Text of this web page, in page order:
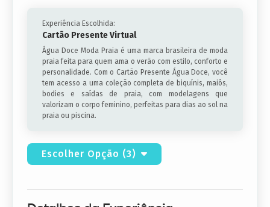
Experiência Escolhida:
Cartão Presente Virtual
Água Doce Moda Praia é uma marca brasileira de moda
praia feita para quem ama o verão com estilo, conforto e
personalidade. Com o Cartão Presente Água Doce, você
tem acesso a uma coleção completa de biquínis, maiôs,
bodies e saídas de praia, com modelagens que
valorizam o corpo feminino, perfeitas para dias ao sol na
praia ou piscina.
Escolher Opção (3)